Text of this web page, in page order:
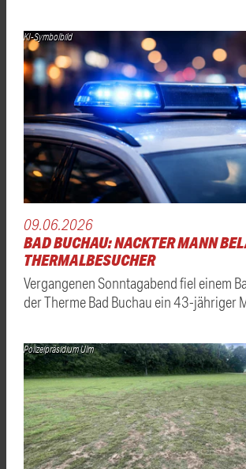
KI-Symbolbild
09.06.2026
BAD BUCHAU: NACKTER MANN
THERMALBESUCHER
Vergangenen Sonntagabend fiel einem
der Therme Bad Buchau ein 43-jähriger
Polizeipräsidium Ulm